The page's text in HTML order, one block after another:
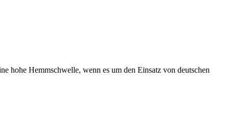
hohe Hemmschwelle, wenn es um den Einsatz von deutschen